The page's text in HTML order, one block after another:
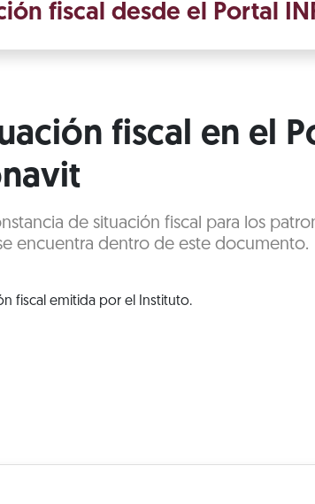
fiscal desde el Portal
fiscal en el
de situación fiscal para los
encuentra dentro de este documento.
fiscal emitida por el Instituto.